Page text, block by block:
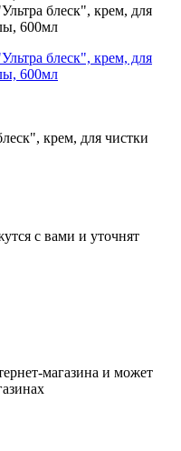
крем, для чистки
с вами и уточнят
магазина и может